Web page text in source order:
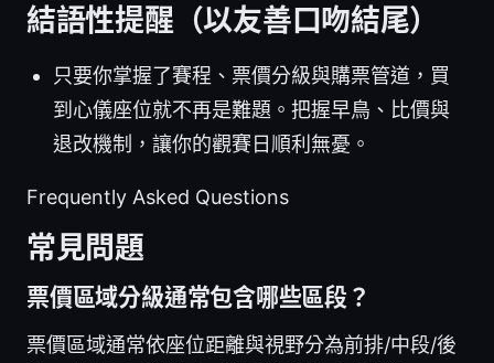
結語性提醒（以友善口吻結尾）
只要你掌握了賽程、票價分級與購票管道，買
到心儀座位就不再是難題。把握早鳥、比價與
退改機制，讓你的觀賽日順利無憂。
Frequently Asked Questions
常見問題
票價區域分級通常包含哪些區段？
票價區域通常依座位距離與視野分為前排/中段/後